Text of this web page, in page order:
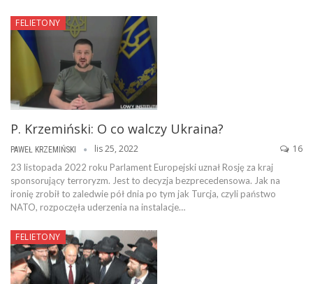
FELIETONY
P. Krzemiński: O co walczy Ukraina?
PAWEŁ KRZEMIŃSKI lis 25, 2022 16
23 listopada 2022 roku Parlament Europejski uznał Rosję za kraj
sponsorujący terroryzm. Jest to decyzja bezprecedensowa. Jak na
ironię zrobił to zaledwie pół dnia po tym jak Turcja, czyli państwo
NATO, rozpoczęła uderzenia na instalacje…
FELIETONY